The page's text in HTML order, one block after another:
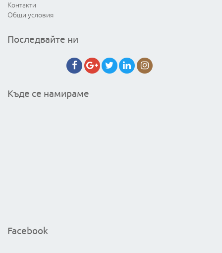
Контакти
Общи условия
Последвайте ни
Къде се намираме
Facebook